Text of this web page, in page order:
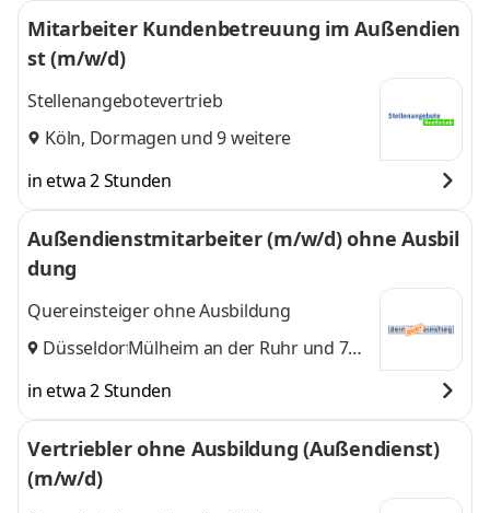
Mitarbeiter Kundenbetreuung im Außendien
st (m/w/d)
Stellenangebotevertrieb
Köln, Dormagen und 9 weitere
in etwa 2 Stunden
Außendienstmitarbeiter (m/w/d) ohne Ausbil
dung
Quereinsteiger ohne Ausbildung
Düsseldorf,
Mülheim an der Ruhrund 7
in etwa 2 Stunden
Vertriebler ohne Ausbildung (Außendienst)
(m/w/d)